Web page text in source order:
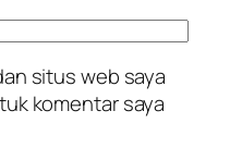
situs web saya
komentar saya